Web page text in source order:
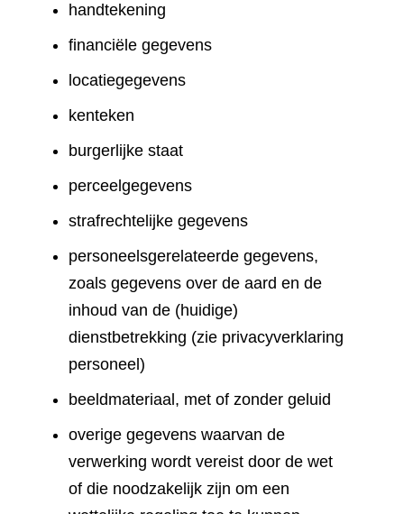
handtekening
financiële gegevens
locatiegegevens
kenteken
burgerlijke staat
perceelgegevens
strafrechtelijke gegevens
personeelsgerelateerde gegevens,
zoals gegevens over de aard en de
inhoud van de (huidige)
dienstbetrekking (zie privacyverklaring
personeel)
beeldmateriaal, met of zonder geluid
overige gegevens waarvan de
verwerking wordt vereist door de wet
of die noodzakelijk zijn om een